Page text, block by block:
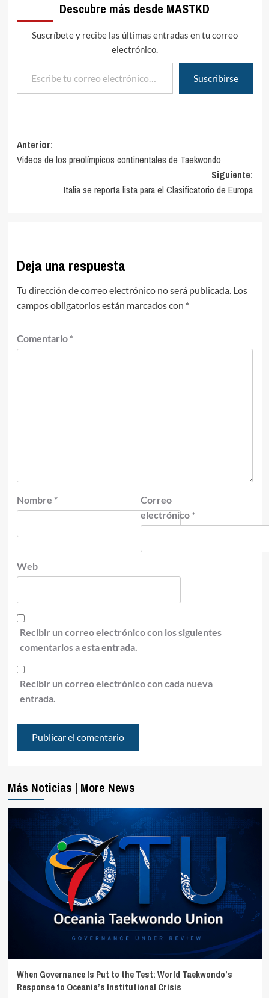
Descubre más desde MASTKD
Suscríbete y recibe las últimas entradas en tu correo
electrónico.
Escribe tu correo electrónico…
Suscribirse
Navegación
de
entradas
Anterior:
Videos de los preolímpicos continentales de Taekwondo
Siguiente:
Italia se reporta lista para el Clasificatorio de Europa
Deja una respuesta
Tu dirección de correo electrónico no será publicada. Los
campos obligatorios están marcados con *
Comentario *
Nombre *
Correo
electrónico *
Web
Recibir un correo electrónico con los siguientes
comentarios a esta entrada.
Recibir un correo electrónico con cada nueva
entrada.
Más Noticias | More News
When Governance Is Put to the Test: World Taekwondo’s
Response to Oceania’s Institutional Crisis